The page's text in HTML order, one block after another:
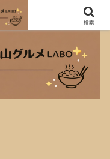
nanoのグルメブログ！
検索